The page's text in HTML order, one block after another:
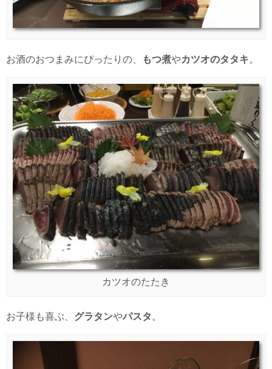
お酒のおつまみにぴったりの、 もつ煮やカツオのタタキ。
カツオのたたき
お子様も喜ぶ、 グラタンやパスタ 。